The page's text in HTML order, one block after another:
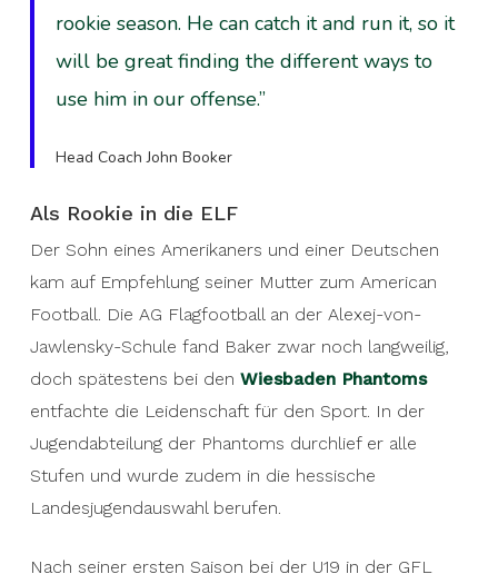
rookie season. He can catch it and run it, so it
will be great finding the different ways to
use him in our offense.”
Head Coach John Booker
Als Rookie in die ELF
Der Sohn eines Amerikaners und einer Deutschen
kam auf Empfehlung seiner Mutter zum American
Football. Die AG Flagfootball an der Alexej-von-
Jawlensky-Schule fand Baker zwar noch langweilig,
doch spätestens bei den Wiesbaden Phantoms
entfachte die Leidenschaft für den Sport. In der
Jugendabteilung der Phantoms durchlief er alle
Stufen und wurde zudem in die hessische
Landesjugendauswahl berufen.
Nach seiner ersten Saison bei der U19 in der GFL